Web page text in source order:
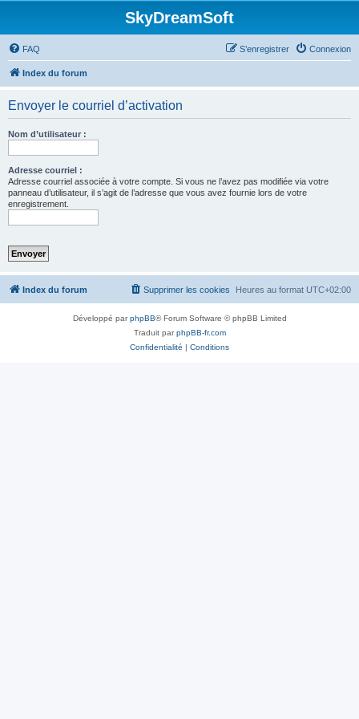
SkyDreamSoft
FAQ Connexion
S’enregistrer
Index du forum
Envoyer le courriel d’activation
Nom d’utilisateur :
Adresse courriel :
Adresse courriel associée à votre compte. Si vous ne l’avez pas modifiée via votre
panneau d’utilisateur, il s’agit de l’adresse que vous avez fournie lors de votre
enregistrement.
Index du forum Heures au format UTC+02:00
Supprimer les cookies
Développé parphpBB® Forum Software © phpBB Limited
Traduit parphpBB-fr.com
Confidentialité | Conditions